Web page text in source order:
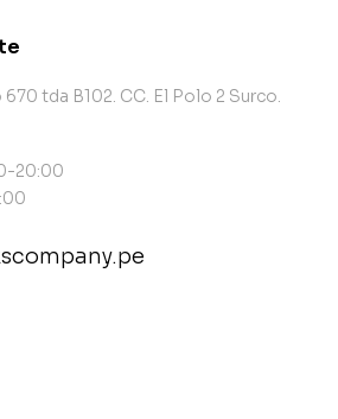
tda B102. CC. El Polo 2 Surco.
20:00